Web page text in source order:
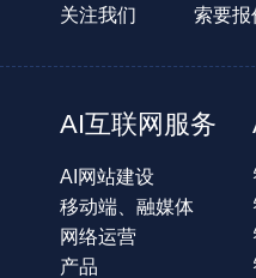
关注我们 索要报
AI互联网服务
AI网站建设
移动端、融媒体
网络运营
产品